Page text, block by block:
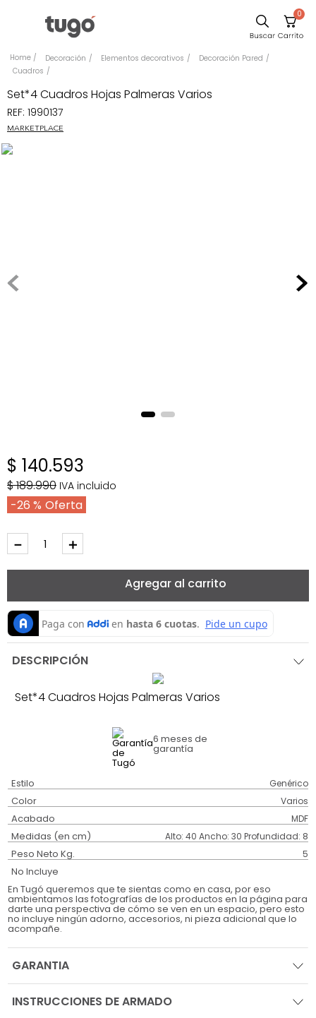
0
Decoración Elementos decorativos
Decoración Pared
Cuadros
Set*4 Cuadros Hojas Palmeras Varios
REF: 1990137
MARKETPLACE
$ 140.593
$189.990 IVA incluido
26 %
＋
－
Agregar al carrito
DESCRIPCIÓN
Set*4 Cuadros Hojas Palmeras Varios
6 meses de
garantía
Estilo Genérico
Color Varios
Acabado MDF
Medidas (en cm) Alto: 40 Ancho: 30 Profundidad: 8
Peso Neto Kg. 5
No Incluye
En Tugó queremos que te sientas como en casa, por eso
ambientamos las fotografías de los productos en la página para
darte una perspectiva de cómo se ven en un espacio, pero esto
no incluye ningún adorno, accesorios, ni pieza adicional que lo
acompañe.
GARANTIA
INSTRUCCIONES DE ARMADO
Escritorio
Sillas
Silla